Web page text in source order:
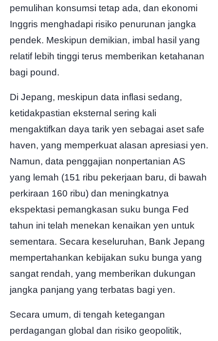
pemulihan konsumsi tetap ada, dan ekonomi
Inggris menghadapi risiko penurunan jangka
pendek. Meskipun demikian, imbal hasil yang
relatif lebih tinggi terus memberikan ketahanan
bagi pound.
Di Jepang, meskipun data inflasi sedang,
ketidakpastian eksternal sering kali
mengaktifkan daya tarik yen sebagai aset safe
haven, yang memperkuat alasan apresiasi yen.
Namun, data penggajian nonpertanian AS
yang lemah (151 ribu pekerjaan baru, di bawah
perkiraan 160 ribu) dan meningkatnya
ekspektasi pemangkasan suku bunga Fed
tahun ini telah menekan kenaikan yen untuk
sementara. Secara keseluruhan, Bank Jepang
mempertahankan kebijakan suku bunga yang
sangat rendah, yang memberikan dukungan
jangka panjang yang terbatas bagi yen.
Secara umum, di tengah ketegangan
perdagangan global dan risiko geopolitik,